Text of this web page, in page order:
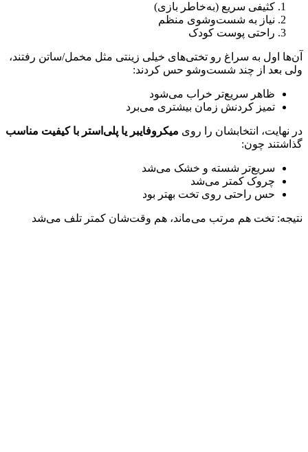
کثیفی سریع (به‌خاطر بازی)
نیاز به شست‌وشوی منظم
راحتی پوست کودک
آن‌ها اول به سراغ رو تختی‌های خیلی زینتی مثل مخمل/ساتن رفتند،
ولی بعد از چند شست‌وشو حس کردند:
ظاهر سریع‌تر خراب می‌شود
تمیز کردنش زمان بیشتری می‌برد
در نهایت، انتخابشان را روی میکروفایبر یا پلی‌استر با کیفیت مناسب
گذاشتند چون:
سریع‌تر شسته و خشک می‌شد
چروک کمتر می‌شد
حس راحتی روی تخت بهتر بود
نتیجه: تخت هم مرتب می‌ماند، هم وقت‌شان کمتر تلف می‌شد